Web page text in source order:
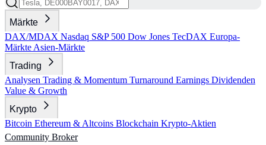
Märkte
DAX/MDAX Nasdaq S&P 500 Dow Jones TecDAX Europa-
Märkte Asien-Märkte
Trading
Analysen Trading & Momentum Turnaround Earnings Dividenden
Value & Growth
Krypto
Bitcoin Ethereum & Altcoins Blockchain Krypto-Aktien
Community Broker